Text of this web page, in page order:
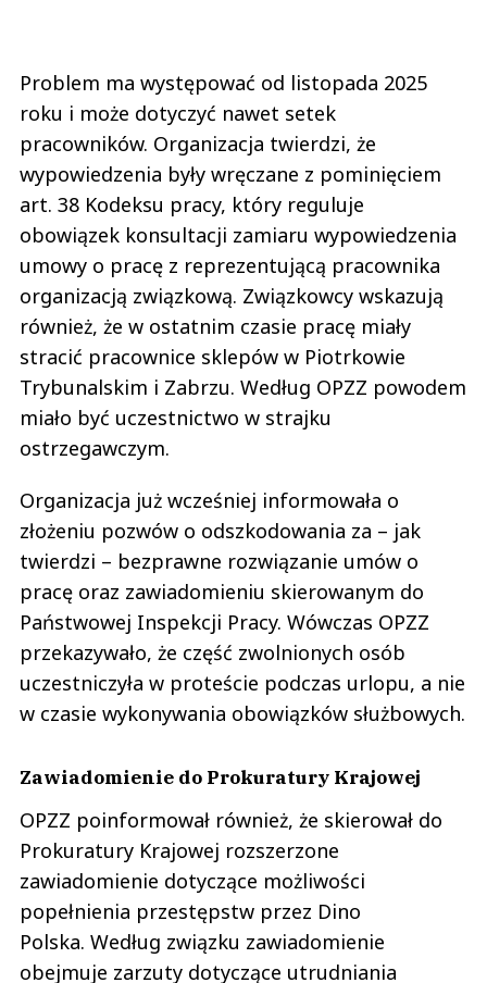
Problem ma występować od listopada 2025
roku i może dotyczyć nawet setek
pracowników. Organizacja twierdzi, że
wypowiedzenia były wręczane z pominięciem
art. 38 Kodeksu pracy, który reguluje
obowiązek konsultacji zamiaru wypowiedzenia
umowy o pracę z reprezentującą pracownika
organizacją związkową. Związkowcy wskazują
również, że w ostatnim czasie pracę miały
stracić pracownice sklepów w Piotrkowie
Trybunalskim i Zabrzu. Według OPZZ powodem
miało być uczestnictwo w strajku
ostrzegawczym.
Organizacja już wcześniej informowała o
złożeniu pozwów o odszkodowania za – jak
twierdzi – bezprawne rozwiązanie umów o
pracę oraz zawiadomieniu skierowanym do
Państwowej Inspekcji Pracy. Wówczas OPZZ
przekazywało, że część zwolnionych osób
uczestniczyła w proteście podczas urlopu, a nie
w czasie wykonywania obowiązków służbowych.
Zawiadomienie do Prokuratury Krajowej
OPZZ poinformował również, że skierował do
Prokuratury Krajowej rozszerzone
zawiadomienie dotyczące możliwości
popełnienia przestępstw przez Dino
Polska. Według związku zawiadomienie
obejmuje zarzuty dotyczące utrudniania